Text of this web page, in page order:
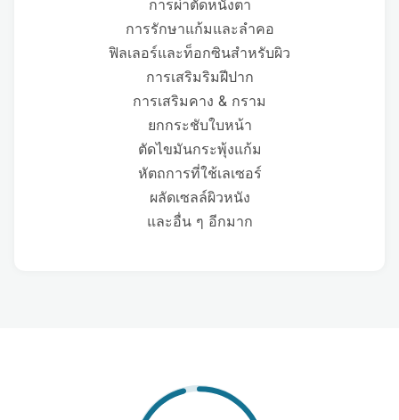
การผ่าตัดหนังตา
การรักษาแก้มและลำคอ
ฟิลเลอร์และท็อกซินสำหรับผิว
การเสริมริมฝีปาก
การเสริมคาง & กราม
ยกกระชับใบหน้า
ตัดไขมันกระพุ้งแก้ม
หัตถการที่ใช้เลเซอร์
ผลัดเซลล์ผิวหนัง
และอื่น ๆ อีกมาก